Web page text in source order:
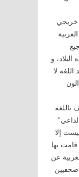
خريجي
و
لا
باللغة
إلا
بها
عن
صحفيين